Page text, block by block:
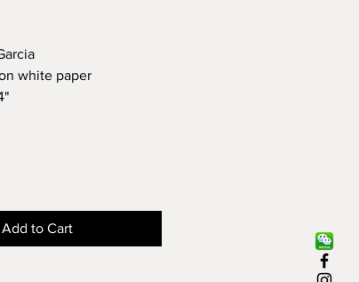
white paper
写纸
Add to Cart